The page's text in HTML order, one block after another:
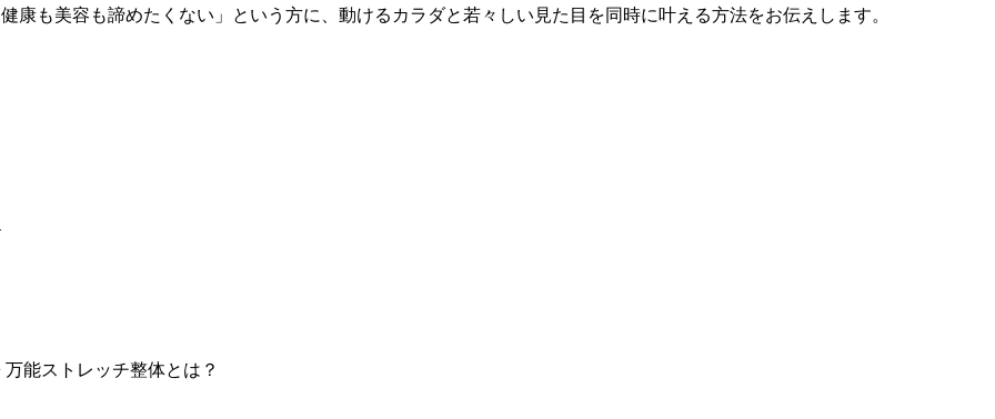
康も美容も諦めたくない」という方に、動けるカラダと若々しい見た目を同時に叶える方法をお伝えします。
能ストレッチ整体とは？